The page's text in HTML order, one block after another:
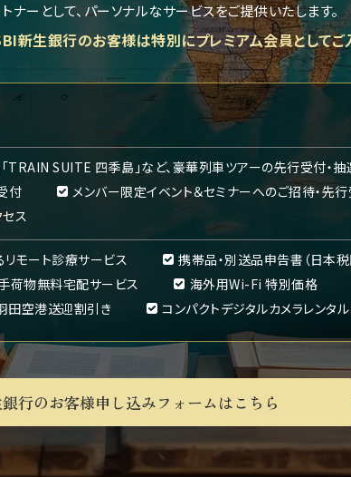
ナーとして、パーソナルなサービスをご提供いたします。
新生銀行のお客様は特別にプレミアム会員としてご
「TRAIN SUITE 四季島」など、豪華列車ツアーの先行受付・
付
メンバー限定イベント＆セミナーへのご招待・先
ス
モート診療サービス
携帯品・別送品申告書（日本
荷物無料宅配サービス
海外用Wi-Fi 特別価格
田空港送迎割引き
コンパクトデジタルカメラレンタ
行のお客様申し込みフォームはこちら